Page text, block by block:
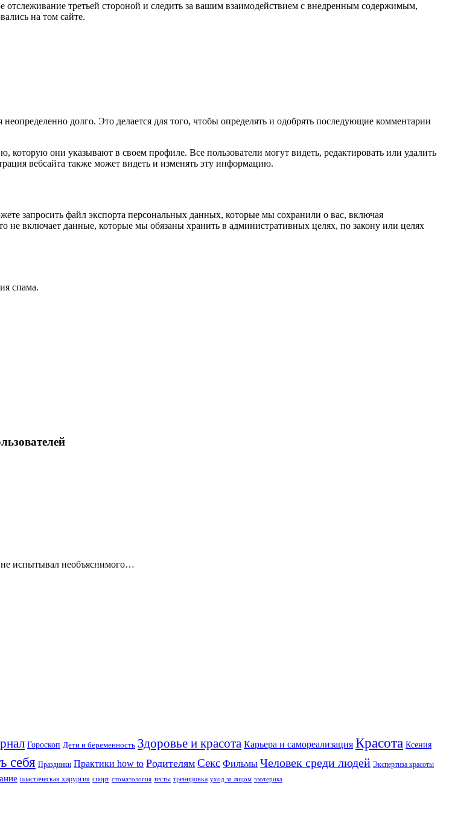
отслеживание третьей стороной и следить за вашим взаимодействием с внедренным содержимым,
на том сайте.
долго. Это делается для того, чтобы определять и одобрять последующие комментарии
они указывают в своем профиле. Все пользователи могут видеть, редактировать или удалить
вебсайта также может видеть и изменять эту информацию.
запросить файл экспорта персональных данных, которые мы сохранили о вас, включая
включает данные, которые мы обязаны хранить в административных целях, по закону или целях
спама.
не испытывал необъяснимого…
Гороскоп Дети и беременность Здоровье и красота Карьера и самореализация Красота Ксения
себя Праздники Практики how to Родителям Секс Фильмы Человек среди людей Экспертиза красоты
пластическая хирургия спорт стоматология тесты тренировка уход за лицом эзотерика